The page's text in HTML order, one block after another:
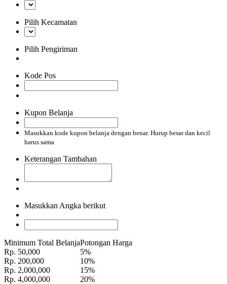
Pilih Kecamatan
Pilih Pengiriman
Kode Pos
Kupon Belanja
Masukkan kode kupon belanja dengan benar. Hurup besar dan kecil
harus sama
Keterangan Tambahan
Masukkan Angka berikut
Minimum Total BelanjaPotongan Harga
Rp. 50,000
5%
Rp. 200,000
10%
Rp. 2,000,000
15%
Rp. 4,000,000
20%